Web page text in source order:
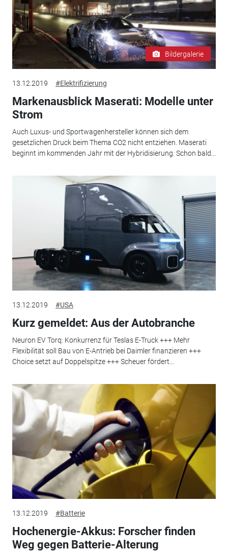
Bildergalerie
13.12.2019 #Elektrifizierung
Markenausblick Maserati: Modelle unter
Strom
Auch Luxus- und Sportwagenhersteller können sich dem
gesetzlichen Druck beim Thema CO2 nicht entziehen. Maserati
beginnt im kommenden Jahr mit der Hybridisierung. Schon bald...
13.12.2019 #USA
Kurz gemeldet: Aus der Autobranche
Neuron EV Torq: Konkurrenz für Teslas E-Truck +++ Mehr
Flexibilität soll Bau von E-Antrieb bei Daimler finanzieren +++
Choice setzt auf Doppelspitze +++ Scheuer fördert...
13.12.2019 #Batterie
Hochenergie-Akkus: Forscher finden
Weg gegen Batterie-Alterung